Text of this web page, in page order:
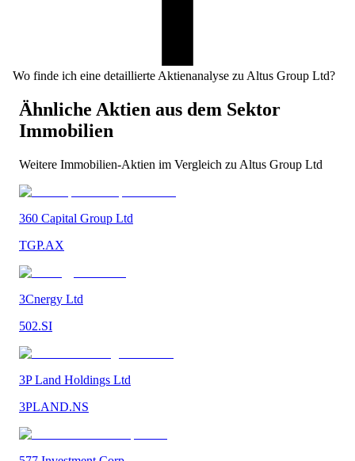
Wo finde ich eine detaillierte Aktienanalyse zu Altus Group Ltd?
Ähnliche Aktien aus dem Sektor
Immobilien
Weitere Immobilien-Aktien im Vergleich zu Altus Group Ltd
360 Capital Group Ltd
TGP.AX
3Cnergy Ltd
502.SI
3P Land Holdings Ltd
3PLAND.NS